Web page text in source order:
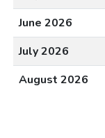
June 2026
July 2026
August 2026